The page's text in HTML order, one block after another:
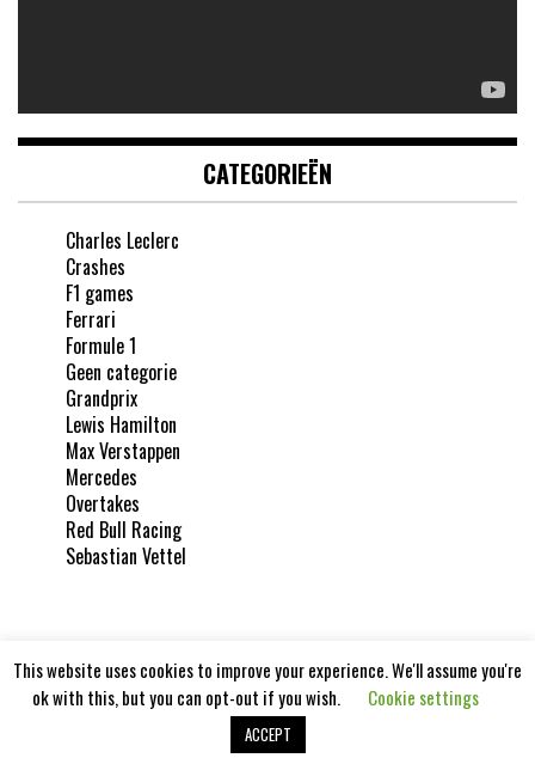
CATEGORIEËN
Charles Leclerc
Crashes
F1 games
Ferrari
Formule 1
Geen categorie
Grandprix
Lewis Hamilton
Max Verstappen
Mercedes
Overtakes
Red Bull Racing
Sebastian Vettel
Formula1report 2020
Aangedreven door
This website uses cookies to improve your experience. We'll assume you're
ok with this, but you can opt-out if you wish.
Cookie settings
ACCEPT